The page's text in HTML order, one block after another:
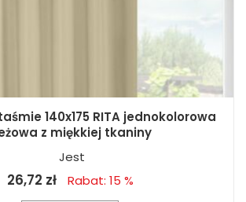
140x175 RITA jednokolorowa
z miękkiej tkaniny
Jest
26,72 zł Rabat: 15 %